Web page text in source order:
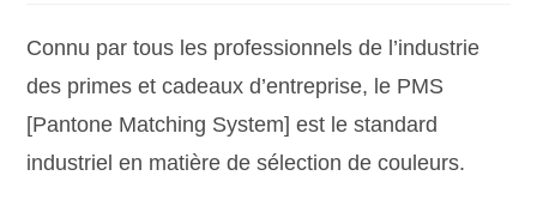
Connu par tous les professionnels de l’industrie
des primes et cadeaux d’entreprise, le PMS
[Pantone Matching System] est le standard
industriel en matière de sélection de couleurs.